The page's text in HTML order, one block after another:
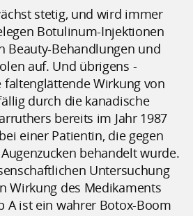
stetig, und wird immer
Botulinum-Injektionen
Beauty-Behandlungen und
auf. Und übrigens -
Wirkung von
durch die kanadische
bereits im Jahr 1987
einer Patientin, die gegen
behandelt wurde.
Untersuchung
Wirkung des Medikaments
A ist ein wahrer Botox-Boom